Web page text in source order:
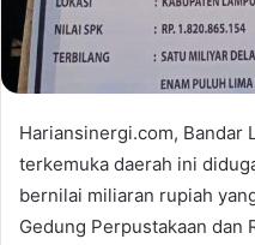
Hariansinergi.com, Bandar
terkemuka daerah ini
bernilai miliaran rupiah
Gedung Perpustakaan dan